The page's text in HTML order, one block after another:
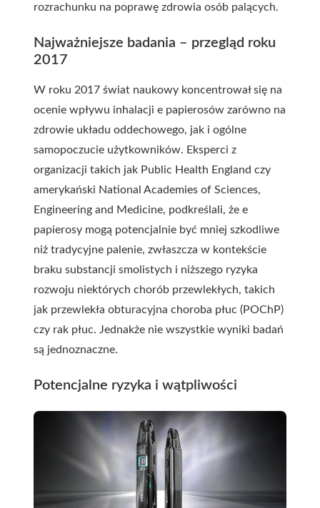
rozrachunku na poprawę zdrowia osób palących.
Najważniejsze badania – przegląd roku
2017
W roku 2017 świat naukowy koncentrował się na
ocenie wpływu inhalacji e papierosów zarówno na
zdrowie układu oddechowego, jak i ogólne
samopoczucie użytkowników. Eksperci z
organizacji takich jak Public Health England czy
amerykański National Academies of Sciences,
Engineering and Medicine, podkreślali, że e
papierosy mogą potencjalnie być mniej szkodliwe
niż tradycyjne palenie, zwłaszcza w kontekście
braku substancji smolistych i niższego ryzyka
rozwoju niektórych chorób przewlekłych, takich
jak przewlekła obturacyjna choroba płuc (POChP)
czy rak płuc. Jednakże nie wszystkie wyniki badań
są jednoznaczne.
Potencjalne ryzyka i wątpliwości